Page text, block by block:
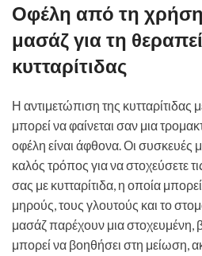
Οφέλη από τη
μασάζ για τη
κυτταρίτιδας
Η αντιμετώπιση της κυτταρίτιδας
μπορεί να φαίνεται σαν μια
οφέλη είναι άφθονα. Οι συσκευές
καλός τρόπος για να στοχεύσετε
σας με κυτταρίτιδα, η οποία
μηρούς, τους γλουτούς και το
μασάζ παρέχουν μια στοχευμένη,
μπορεί να βοηθήσει στη μείωση,